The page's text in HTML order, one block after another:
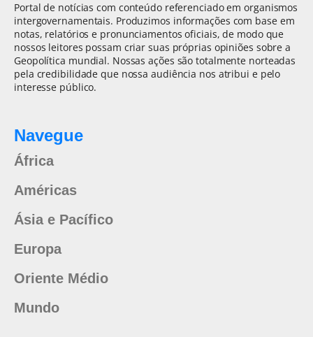
Portal de notícias com conteúdo referenciado em organismos
intergovernamentais. Produzimos informações com base em
notas, relatórios e pronunciamentos oficiais, de modo que
nossos leitores possam criar suas próprias opiniões sobre a
Geopolítica mundial. Nossas ações são totalmente norteadas
pela credibilidade que nossa audiência nos atribui e pelo
interesse público.
Navegue
África
Américas
Ásia e Pacífico
Europa
Oriente Médio
Mundo